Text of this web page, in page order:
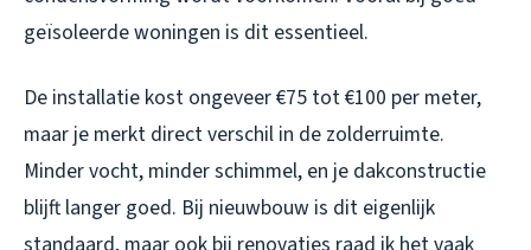
geïsoleerde woningen is dit essentieel.
De installatie kost ongeveer €75 tot €100 per meter,
maar je merkt direct verschil in de zolderruimte.
Minder vocht, minder schimmel, en je dakconstructie
blijft langer goed. Bij nieuwbouw is dit eigenlijk